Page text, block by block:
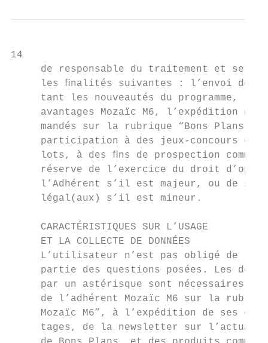
14
de responsable du traitement et
les ﬁnalités suivantes : l’envoi de
tant les nouveautés du programme,
avantages Mozaïc M6, l’expédition de
mandés sur la rubrique “Bons Plans
participation à des jeux-concours et
lots, à des ﬁns de prospection
réserve de l’exercice du droit
l’Adhérent s’il est majeur, ou de
légal(aux) s’il est mineur.
CARACTÉRISTIQUES SUR L’USAGE
ET LA COLLECTE DE DONNÉES
L’utilisateur n’est pas obligé de
partie des questions posées. Les
par un astérisque sont nécessaires à
de l’adhérent Mozaïc M6 sur la
Mozaïc M6”, à l’expédition de ses
tages, de la newsletter sur